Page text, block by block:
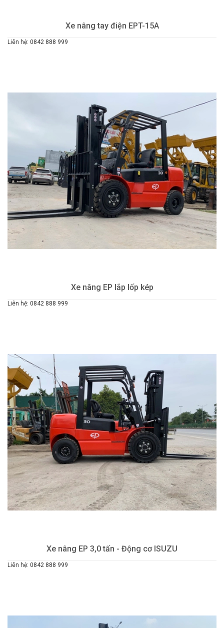
Xe nâng tay điện EPT-15A
Liên hệ: 0842 888 999
Xe nâng EP lắp lốp kép
Liên hệ: 0842 888 999
Xe nâng EP 3,0 tấn - Động cơ ISUZU
Liên hệ: 0842 888 999